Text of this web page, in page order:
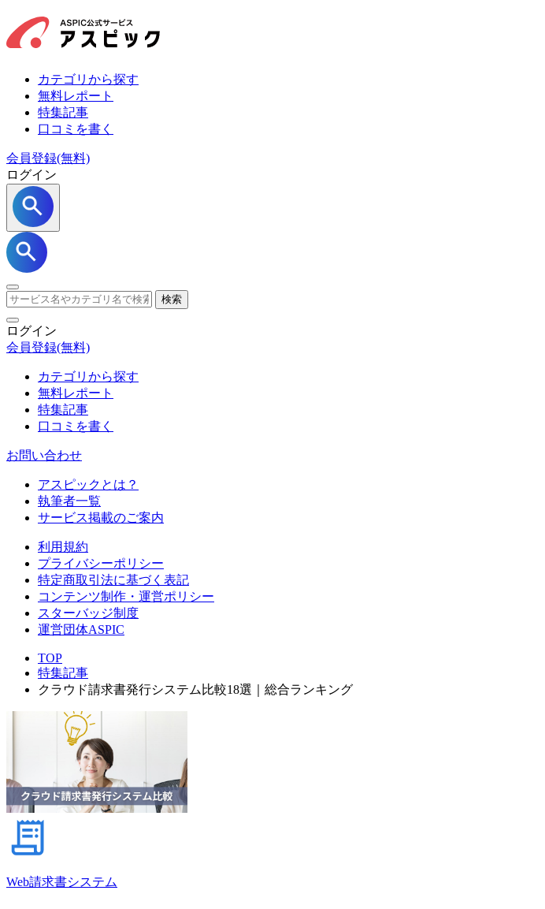
カテゴリから探す
無料レポート
特集記事
口コミを書く
会員登録(無料)
ログイン
検索
ログイン
会員登録(無料)
カテゴリから探す
無料レポート
特集記事
口コミを書く
お問い合わせ
アスピックとは？
執筆者一覧
サービス掲載のご案内
利用規約
プライバシーポリシー
特定商取引法に基づく表記
コンテンツ制作・運営ポリシー
スターバッジ制度
運営団体ASPIC
TOP
特集記事
クラウド請求書発行システム比較18選｜総合ランキング
Web請求書システム